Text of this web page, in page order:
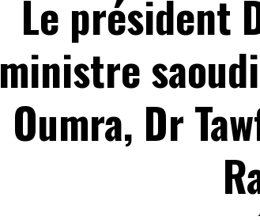
Le président
ministre
Oumra, Dr